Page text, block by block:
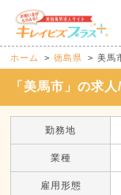
ホーム 徳島県 美馬
「美馬市」の求
勤務地
業種
雇用形態